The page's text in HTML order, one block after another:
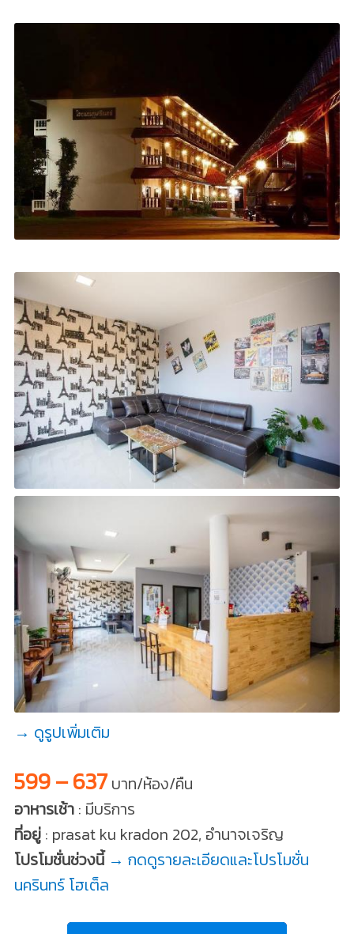
→ ดูรูปเพิ่มเติม
599 – 637บาท/ห้อง/คืน
อาหารเช้า: มีบริการ
ที่อยู่: prasat ku kradon 202, อำนาจเจริญ
โปรโมชั่นช่วงนี้ → กดดูรายละเอียดและโปรโมชั่น
นครินทร์ โฮเต็ล